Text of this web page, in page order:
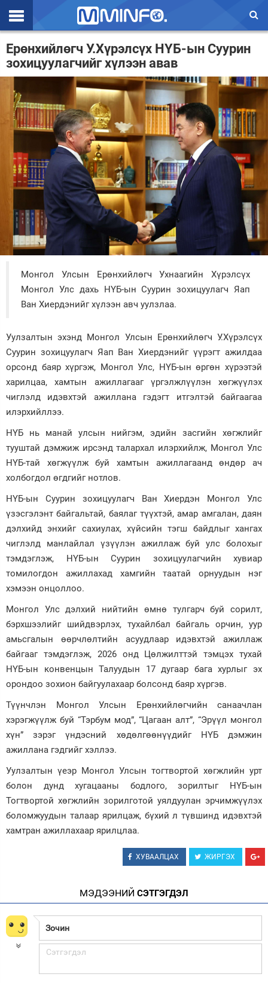
Эхлэл
Цаг агаар
Валют ханш
Улс төр
Үзэл бодол
Спорт
Нийгэм
Дэлхий
Зурхай
Ерөнхийлөгч У.Хүрэлсүх НҮБ-ын Суурин
зохицуулагчийг хүлээн авав
Монгол Улсын Ерөнхийлөгч Ухнаагийн Хүрэлсүх
Монгол Улс дахь НҮБ-ын Суурин зохицуулагч Яап
Ван Хиердэнийг хүлээн авч уулзлаа.
Уулзалтын эхэнд Монгол Улсын Ерөнхийлөгч У.Хүрэлсүх
Суурин зохицуулагч Яап Ван Хиердэнийг үүрэгт ажилдаа
орсонд баяр хүргэж, Монгол Улс, НҮБ-ын өргөн хүрээтэй
харилцаа, хамтын ажиллагааг үргэлжлүүлэн хөгжүүлэх
чиглэлд идэвхтэй ажиллана гэдэгт итгэлтэй байгаагаа
илэрхийллээ.
НҮБ нь манай улсын нийгэм, эдийн засгийн хөгжлийг
тууштай дэмжиж ирсэнд талархал илэрхийлж, Монгол Улс
НҮБ-тай хөгжүүлж буй хамтын ажиллагаанд өндөр ач
холбогдол өгдгийг нотлов.
НҮБ-ын Суурин зохицуулагч Ван Хиердэн Монгол Улс
үзэсгэлэнт байгальтай, баялаг түүхтэй, амар амгалан, даян
дэлхийд энхийг сахиулах, хүйсийн тэгш байдлыг хангах
чиглэлд манлайлал үзүүлэн ажиллаж буй улс болохыг
тэмдэглэж, НҮБ-ын Суурин зохицуулагчийн хувиар
томилогдон ажиллахад хамгийн таатай орнуудын нэг
хэмээн онцоллоо.
Монгол Улс дэлхий нийтийн өмнө тулгарч буй сорилт,
бэрхшээлийг шийдвэрлэх, тухайлбал байгаль орчин, уур
амьсгалын өөрчлөлтийн асуудлаар идэвхтэй ажиллаж
байгааг тэмдэглэж, 2026 онд Цөлжилттэй тэмцэх тухай
НҮБ-ын конвенцын Талуудын 17 дугаар бага хурлыг эх
орондоо зохион байгуулахаар болсонд баяр хүргэв.
Түүнчлэн Монгол Улсын Ерөнхийлөгчийн санаачлан
хэрэгжүүлж буй “Тэрбум мод”, “Цагаан алт”, “Эрүүл монгол
хүн” зэрэг үндэсний хөдөлгөөнүүдийг НҮБ дэмжин
ажиллана гэдгийг хэллээ.
Уулзалтын үеэр Монгол Улсын тогтвортой хөгжлийн урт
болон дунд хугацааны бодлого, зорилтыг НҮБ-ын
Тогтвортой хөгжлийн зорилготой уялдуулан эрчимжүүлэх
боломжуудын талаар ярилцаж, бүхий л түвшинд идэвхтэй
хамтран ажиллахаар ярилцлаа.
ХУВААЛЦАХ ЖИРГЭХ
МЭДЭЭНИЙ СЭТГЭГДЭЛ